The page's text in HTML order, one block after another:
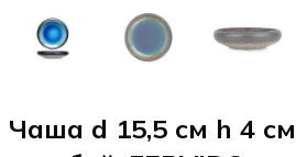
Чаша d 15,5 см h 4